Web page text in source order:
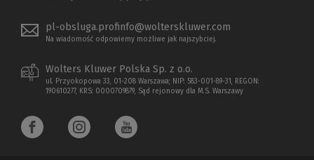
pl-obsluga.profinfo@wolterskluwer.com
Na wiadomość odpowiemy możliwe jak najszybciej.
Wolters Kluwer Polska Sp. z o.o.
ul. Przyokopowa 33, 01-208 Warszawa; NIP: 583-001-89-31, REGON:
190610277, KRS: 0000709879, Sąd rejonowy dla M.S. Warszawy